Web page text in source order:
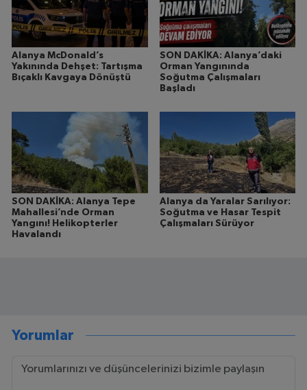
Alanya McDonald’s
Yakınında Dehşet: Tartışma
Bıçaklı Kavgaya Dönüştü
SON DAKİKA: Alanya’daki
Orman Yangınında
Soğutma Çalışmaları
Başladı
SON DAKİKA: Alanya Tepe
Mahallesi’nde Orman
Yangını! Helikopterler
Havalandı
Alanya da Yaralar Sarılıyor:
Soğutma ve Hasar Tespit
Çalışmaları Sürüyor
Yorumlar